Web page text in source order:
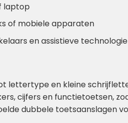
laptop
of mobiele apparaten
en assistieve technologie
lettertype en kleine
cijfers en functietoetsen,
dubbele toetsaanslagen